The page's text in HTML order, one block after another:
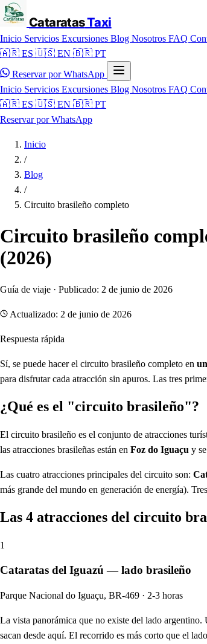
CataratasTaxi
Inicio Servicios Excursiones Blog Nosotros FAQ
🇦🇷 ES 🇺🇸 EN 🇧🇷 PT
Reservar por WhatsApp
Inicio Servicios Excursiones Blog Nosotros FAQ
🇦🇷 ES 🇺🇸 EN 🇧🇷 PT
Reservar por WhatsApp
Inicio
/
Blog
/
Circuito brasileño completo
Circuito brasileño
(2026)
Guía de viaje · Publicado: 2 de junio de 2026
Actualizado: 2 de junio de 2026
Respuesta rápida
Sí, se puede hacer el circuito brasileño completo en
para disfrutar cada atracción sin apuros. Las tres
¿Qué es el "circuito brasileño"?
El circuito brasileño es el conjunto de atracciones
las atracciones brasileñas están en Foz do Iguaçu y
Las cuatro atracciones principales del circuito son:
más grande del mundo en generación de energía).
Las 4 atracciones del circuito
1
Cataratas del Iguazú — lado brasileño
Parque Nacional do Iguaçu, BR-469 · 2-3 horas
La vista panorámica que no existe del lado
sacan desde aquí. El recorrido es más corto que el